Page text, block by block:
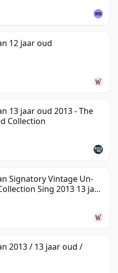
12 jaar oud
13 jaar oud 2013 - The
Collection
Signatory Vintage Un-
Sing 2013 13 jaar
2013 / 13 jaar oud /